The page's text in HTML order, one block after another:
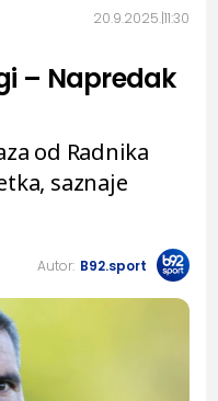
20.9.2025. 11:30
– Napredak
od Radnika
saznaje
Autor: B92.sport